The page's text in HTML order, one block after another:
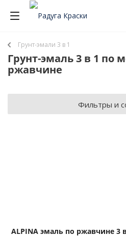
Грунт-эмали 3 в 1
Грунт-эмаль 3 в 1 по
ржавчине
Фильтры и
ALPINA эмаль по ржавчине 3